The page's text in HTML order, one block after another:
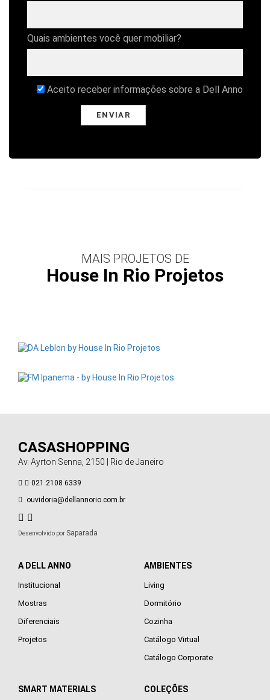
Quais ambientes você quer mobiliar?
Aceito receber informações sobre a Dell Anno
MAIS PROJETOS DE
House In Rio Projetos
CASASHOPPING
Av. Ayrton Senna, 2150 | Rio de Janeiro
021 2108 6339
ouvidoria@dellannorio.com.br
Desenvolvido por Saparada
A DELL ANNO
Institucional
Mostras
Diferenciais
Projetos
AMBIENTES
Living
Dormitório
Cozinha
Catálogo Virtual
Catálogo Corporate
SMART MATERIALS COLEÇÕES